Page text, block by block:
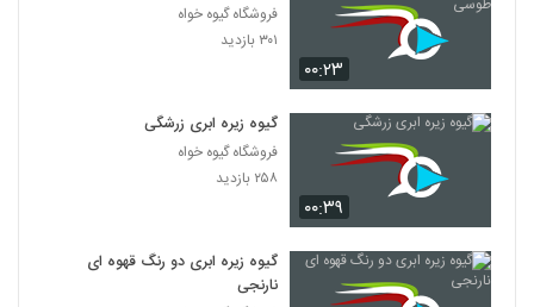
۰۰:۲۳
فروشگاه گیوه خواه
۳۰۱ بازدید
۰۰:۳۹
گیوه زیره ابری زرشگی
فروشگاه گیوه خواه
۲۵۸ بازدید
گیوه زیره ابری دو رنگ قهوه ای
نارنجی